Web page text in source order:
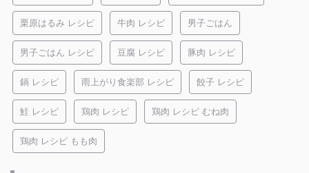
栗原はるみ レシピ 牛肉 レシピ 男子ごはん
男子ごはん レシピ 豆腐 レシピ 豚肉 レシピ
鍋 レシピ 雨上がり食楽部 レシピ 餃子 レシピ
鮭 レシピ 鶏肉 レシピ 鶏肉 レシピ むね肉
鶏肉 レシピ もも肉